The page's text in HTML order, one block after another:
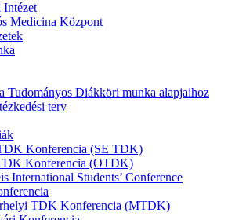
Intézet
Medicina Központ
Tudományos Diákköri munka alapjaihoz
terv
Konferencia (SE TDK)
Konferencia (OTDK)
International Students’ Conference
TDK Konferencia (MTDK)